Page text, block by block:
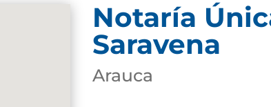
Notaría
Saravena
Arauca